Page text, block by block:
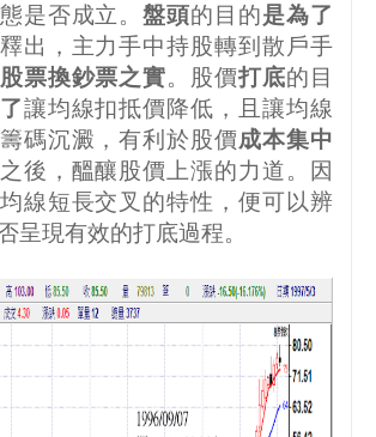
是否成立。盤頭的目的是為了
出，主力手中持股轉到散戶手
票換鈔票之實。股價打底的目
讓均線扣抵價降低，且讓均線
碼沉澱，有利於股價成本集中
之後，醞釀股價上漲的力道。因
線短長交叉的特性，便可以辨
呈現有效的打底過程。